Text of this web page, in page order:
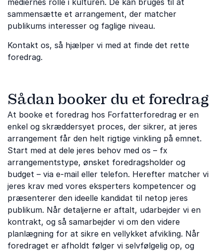
mediernes rolle i kulturen. De kan bruges til at
sammensætte et arrangement, der matcher
publikums interesser og faglige niveau.
Kontakt os, så hjælper vi med at finde det rette
foredrag.
Sådan booker du et foredrag
At booke et foredrag hos Forfatterforedrag er en
enkel og skræddersyet proces, der sikrer, at jeres
arrangement får den helt rigtige vinkling på emnet.
Start med at dele jeres behov med os – fx
arrangementstype, ønsket foredragsholder og
budget – via e-mail eller telefon. Herefter matcher vi
jeres krav med vores eksperters kompetencer og
præsenterer den ideelle kandidat til netop jeres
publikum. Når detaljerne er aftalt, udarbejder vi en
kontrakt, og så samarbejder vi om den videre
planlægning for at sikre en vellykket afvikling. Når
foredraget er afholdt følger vi selvfølgelig op, og